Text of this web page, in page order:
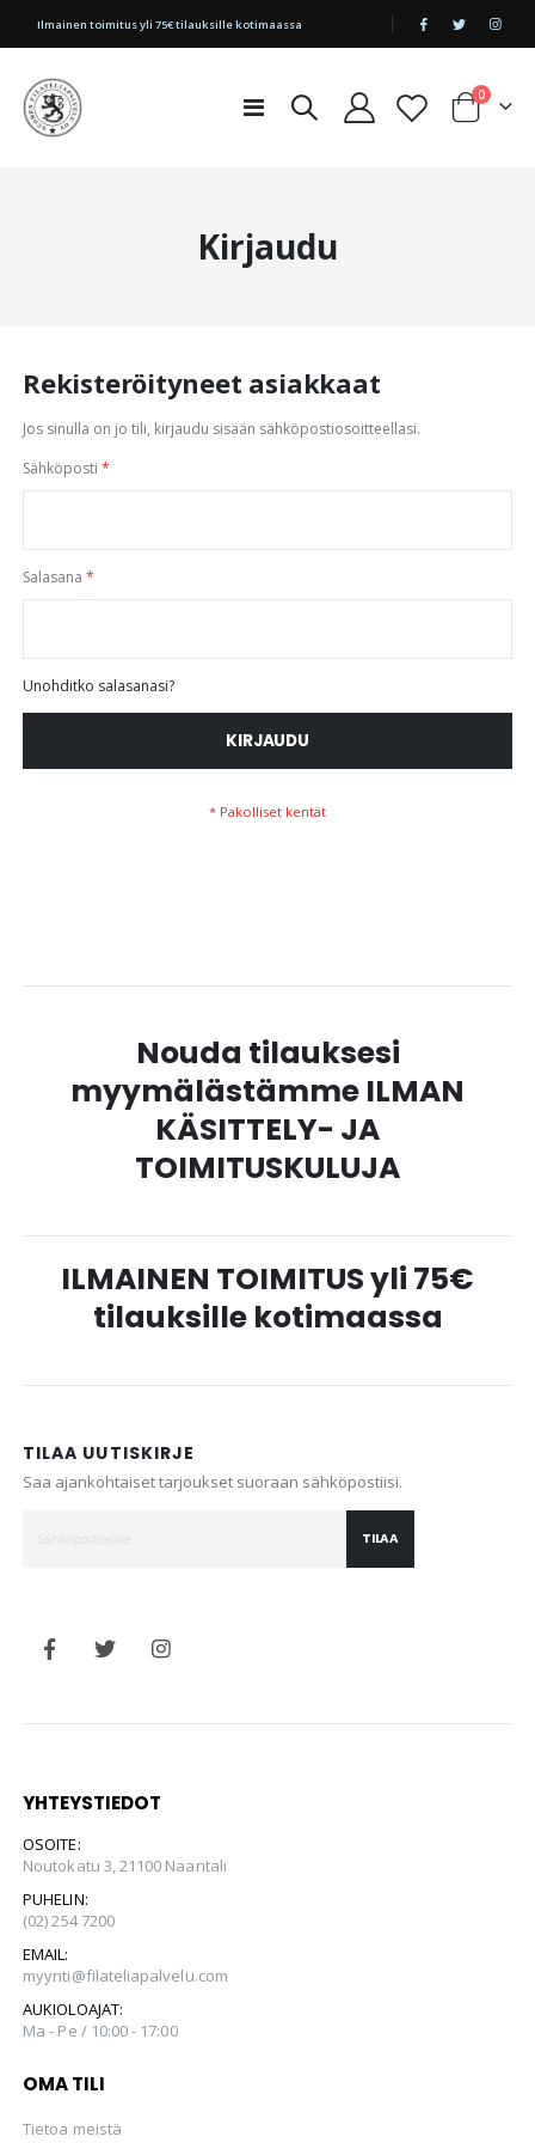
|
Ilmainen toimitus yli 75€ tilauksille kotimaassa
Toggle
Cart
0tuotetta
Kirjaudu
Rekisteröityneet asiakkaat
Jos sinulla on jo tili, kirjaudu sisään sähköpostiosoitteellasi.
Sähköposti
Salasana
Unohditko salasanasi?
KIRJAUDU
Nouda tilauksesi
myymälästämme ILMAN
KÄSITTELY- JA
TOIMITUSKULUJA
ILMAINEN TOIMITUS yli 75€
tilauksille kotimaassa
TILAA UUTISKIRJE
Saa ajankohtaiset tarjoukset suoraan sähköpostiisi.
TILAA
YHTEYSTIEDOT
OSOITE:
Noutokatu 3, 21100 Naantali
PUHELIN:
(02) 254 7200
EMAIL:
myynti@filateliapalvelu.com
AUKIOLOAJAT:
Ma - Pe / 10:00 - 17:00
OMA TILI
Tietoa meistä